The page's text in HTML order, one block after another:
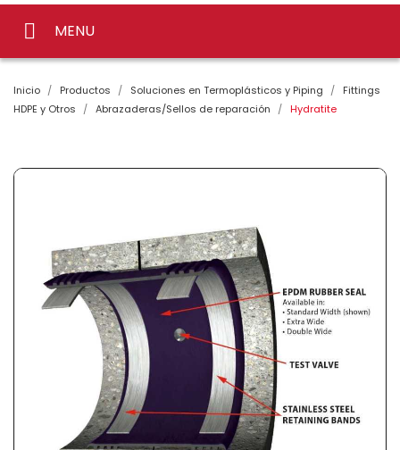
MENU
Inicio Productos Soluciones en Termoplásticos y Piping
Fittings
HDPE y Otros
Abrazaderas/Sellos de reparación Hydratite